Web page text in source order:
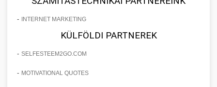
- INTERNET MARKETING
KÜLFÖLDI PARTNEREK
- SELFESTEEM2GO.COM
- MOTIVATIONAL QUOTES